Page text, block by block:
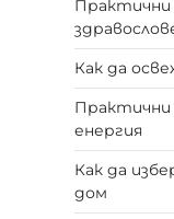
Практични
Как да
Практични
енергия
Как да
дом